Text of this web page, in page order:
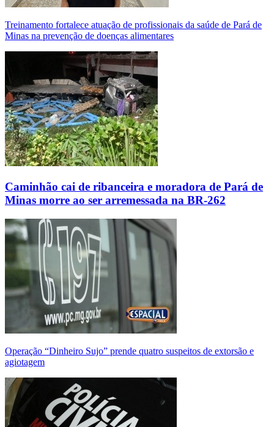
Treinamento fortalece atuação de profissionais da saúde de Pará de
Minas na prevenção de doenças alimentares
Caminhão cai de ribanceira e moradora de Pará de
Minas morre ao ser arremessada na BR-262
Operação “Dinheiro Sujo” prende quatro suspeitos de extorsão e
agiotagem